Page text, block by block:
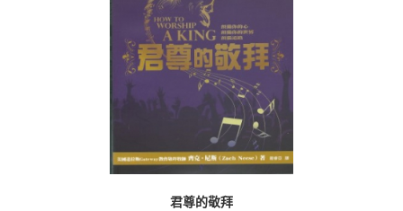
君尊的敬拜